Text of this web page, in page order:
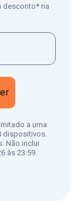
desconto* na
a uma
dispositivos.
Não inclui
às 23:59.